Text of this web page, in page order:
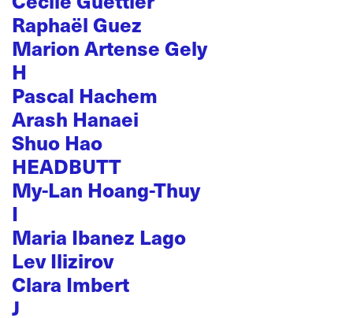
Raphaël Guez
Marion Artense Gely
H
Pascal Hachem
Arash Hanaei
Shuo Hao
HEADBUTT
My-Lan Hoang-Thuy
I
Maria Ibanez Lago
Lev Ilizirov
Clara Imbert
J